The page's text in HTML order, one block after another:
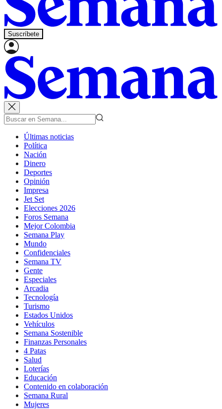
Suscríbete
Últimas noticias
Política
Nación
Dinero
Deportes
Opinión
Impresa
Jet Set
Elecciones 2026
Foros Semana
Mejor Colombia
Semana Play
Mundo
Confidenciales
Semana TV
Gente
Especiales
Arcadia
Tecnología
Turismo
Estados Unidos
Vehículos
Semana Sostenible
Finanzas Personales
4 Patas
Salud
Loterías
Educación
Contenido en colaboración
Semana Rural
Mujeres